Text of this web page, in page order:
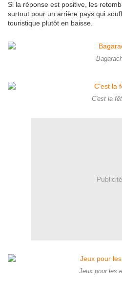
Si la réponse est positive, les
surtout pour un arrière pays qui
touristique plutôt en baisse.
C'est la
Publicité
Jeux pour les